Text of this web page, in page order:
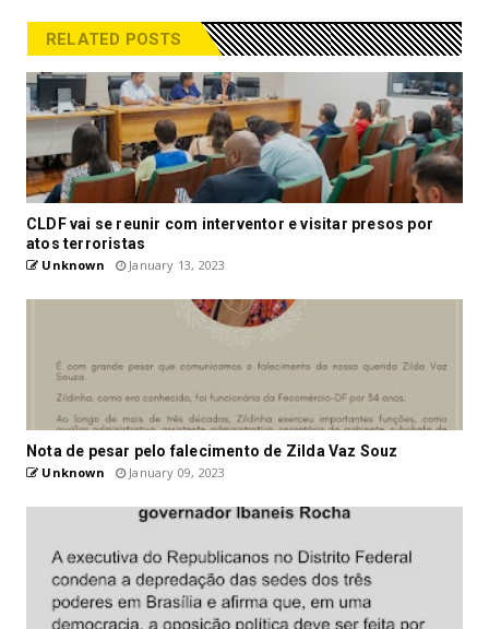
RELATED POSTS
CLDF vai se reunir com interventor e visitar presos por
atos terroristas
Unknown January 13, 2023
Nota de pesar pelo falecimento de Zilda Vaz Souz
Unknown January 09, 2023